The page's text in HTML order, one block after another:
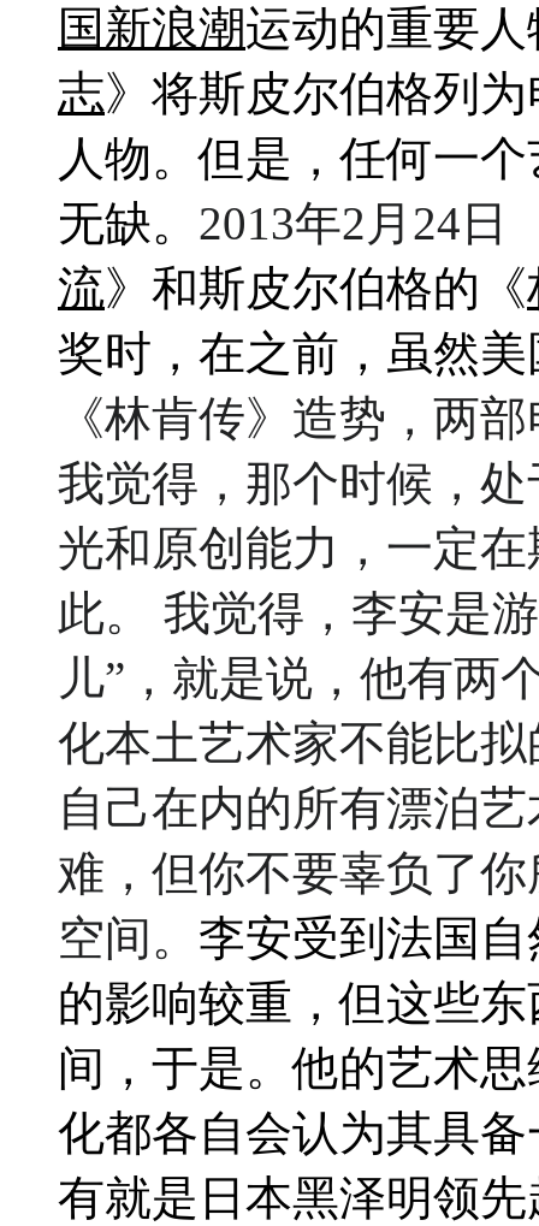
国新浪潮运动的重要
志》将斯皮尔伯格列
人物。但是，任何一
无缺。 2013年2月24日
流》 和斯皮尔伯格的 《
奖时，在之前，虽然
《林肯传》造势，两
我觉得，那个时候，
光和原创能力，一定
此。
我觉得，李安是
儿”，就是说，他有两
化本土艺术家不能比
自己在内的所有漂泊
难，但你不要辜负了
空间。 李安受到法国
的影响较重，但这些
间，于是。他的艺术
化都各自会认为其具
有就是日本黑泽明领